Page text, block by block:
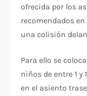
ofrecida por los
recomendados
una colisión
Para ello se
niños de entre 1
en el asiento